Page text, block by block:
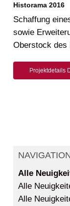
Historama 2016
Schaffung
sowie
Oberstock des
Projektdetails
Alle
Alle
Alle